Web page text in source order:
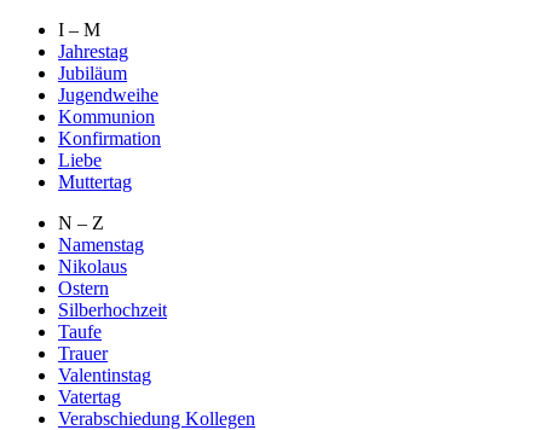
I – M
Jahrestag
Jubiläum
Jugendweihe
Kommunion
Konfirmation
Liebe
Muttertag
N – Z
Namenstag
Nikolaus
Ostern
Silberhochzeit
Taufe
Trauer
Valentinstag
Vatertag
Verabschiedung Kollegen